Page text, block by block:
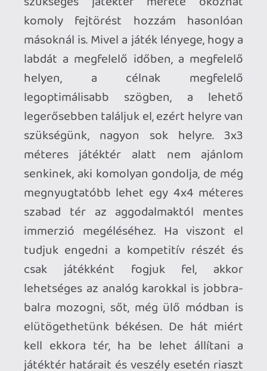
Nem hiszem, hogy bárki is ezért fog
rohanni PlayStation VR2-ért a boltba, de
ha már valaki rendelkezik vele, akkor
mindenképpen ajánlom a döntést
jelentősen megkönnyítő próbát az
ingyenesen elérhető demo változattal,
hátha be tud húzni az egyszerűség és
nagyszerűség gondosan eltalált
keveréke, esetleg jól jöhet egy kis
mozgással felszabadított endorfin is
bármikor. A többjátékos módozatokat
sajnos nem tudtam kipróbálni, mivel egy
bő órányi céltalan lobbyban ütögetés
elteltével sem volt még egy földlakó, aki
csatlakozott volna. A Synapse után
kénytelen vagyok megjegyezni, hogy a